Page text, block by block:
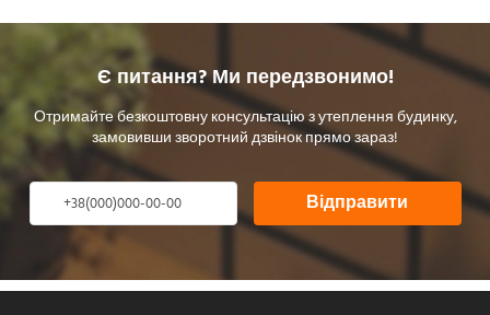
Є питання? Ми передзвонимо!
Отримайте безкоштовну консультацію з утеплення будинку,
замовивши зворотний дзвінок прямо зараз!
Відправити